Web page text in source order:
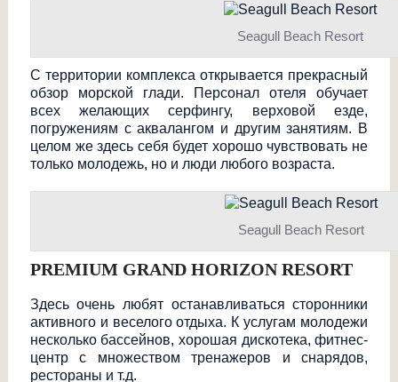
Seagull Beach Resort
С территории комплекса открывается прекрасный
обзор морской глади. Персонал отеля обучает
всех желающих серфингу, верховой езде,
погружениям с аквалангом и другим занятиям. В
целом же здесь себя будет хорошо чувствовать не
только молодежь, но и люди любого возраста.
Seagull Beach Resort
PREMIUM GRAND HORIZON RESORT
Здесь очень любят останавливаться сторонники
активного и веселого отдыха. К услугам молодежи
несколько бассейнов, хорошая дискотека, фитнес-
центр с множеством тренажеров и снарядов,
рестораны и т.д.